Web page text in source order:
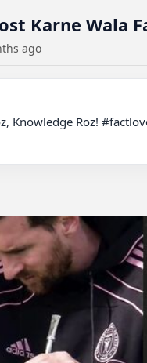
Karne Wala
ago